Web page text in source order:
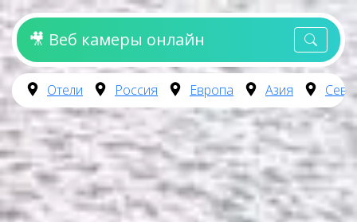
🎥 Веб камеры онлайн
Отели Россия Европа Азия